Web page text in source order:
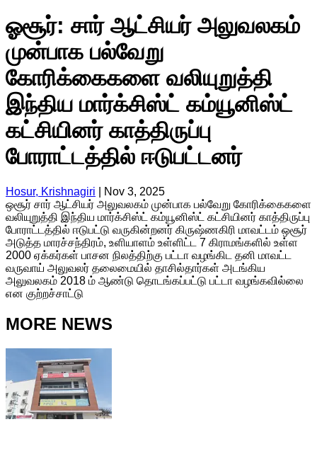
ஓசூர்: சார் ஆட்சியர் அலுவலகம்
முன்பாக பல்வேறு
கோரிக்கைகளை வலியுறுத்தி
இந்திய மார்க்சிஸ்ட் கம்யூனிஸ்ட்
கட்சியினர் காத்திருப்பு
போராட்டத்தில் ஈடுபட்டனர்
Hosur, Krishnagiri
Nov 3, 2025
ஒசூர் சார் ஆட்சியர் அலுவலகம் முன்பாக பல்வேறு கோரிக்கைகளை
வலியுறுத்தி இந்திய மார்க்சிஸ்ட் கம்யூனிஸ்ட் கட்சியினர் காத்திருப்பு
போராட்டத்தில் ஈடுபட்டு வருகின்றனர் கிருஷ்ணகிரி மாவட்டம் ஒசூர்
அடுத்த மாரச்சந்திரம், உளியாளம் உள்ளிட்ட 7 கிராமங்களில் உள்ள
2000 ஏக்கர்கள் பாசன நிலத்திற்கு பட்டா வழங்கிட தனி மாவட்ட
வருவாய் அலுவலர் தலைமையில் தாசில்தார்கள் அடங்கிய
அலுவலகம் 2018 ம் ஆண்டு தொடங்கப்பட்டு பட்டா வழங்கவில்லை
என குற்றச்சாட்டு
MORE NEWS